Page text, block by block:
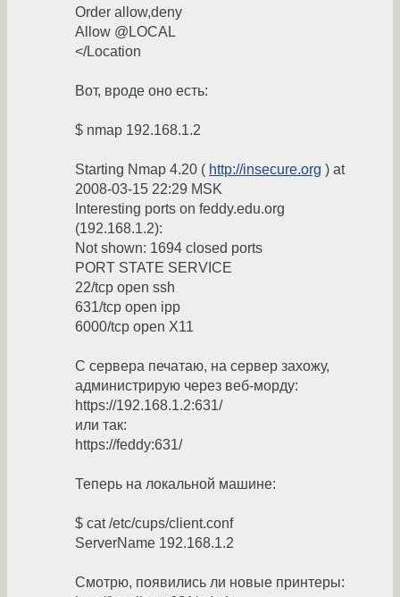
Order allow,deny
Allow @LOCAL
</Location
Вот, вроде оно есть:
$ nmap 192.168.1.2
Starting Nmap 4.20 ( http://insecure.org ) at
2008-03-15 22:29 MSK
Interesting ports on feddy.edu.org
(192.168.1.2):
Not shown: 1694 closed ports
PORT STATE SERVICE
22/tcp open ssh
631/tcp open ipp
6000/tcp open X11
С сервера печатаю, на сервер захожу,
администрирую через веб-морду:
https://192.168.1.2:631/
или так:
https://feddy:631/
Теперь на локальной машине:
$ cat /etc/cups/client.conf
ServerName 192.168.1.2
Смотрю, появились ли новые принтеры: